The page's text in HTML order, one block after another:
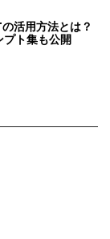
活用方法とは？
プト集も公開